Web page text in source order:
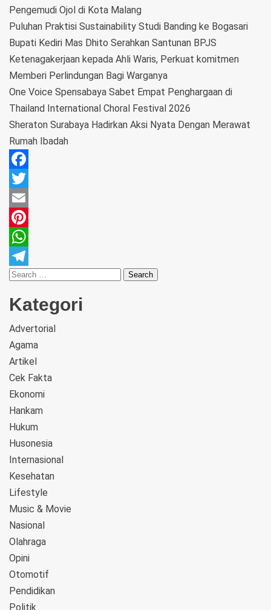
Pengemudi Ojol di Kota Malang
Puluhan Praktisi Sustainability Studi Banding ke Bogasari
Bupati Kediri Mas Dhito Serahkan Santunan BPJS
Ketenagakerjaan kepada Ahli Waris, Perkuat komitmen
Memberi Perlindungan Bagi Warganya
One Voice Spensabaya Sabet Empat Penghargaan di
Thailand International Choral Festival 2026
Sheraton Surabaya Hadirkan Aksi Nyata Dengan Merawat
Rumah Ibadah
Facebook
Twitter
Email
Pinterest
WhatsApp
Telegram
Kategori
Advertorial
Agama
Artikel
Cek Fakta
Ekonomi
Hankam
Hukum
Husonesia
Internasional
Kesehatan
Lifestyle
Music & Movie
Nasional
Olahraga
Opini
Otomotif
Pendidikan
Politik